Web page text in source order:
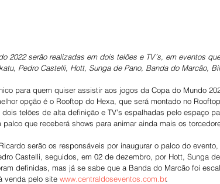
2022 serão realizadas em dois telões e TV´s, em eventos
Pedro Castelli, Hott, Sunga de Pano, Banda do Marcão,
para quem quiser assistir aos jogos da Copa do Mundo
opção é o Rooftop do Hexa, que será montado no
telões de alta definição e TV’s espalhadas pelo espaço
que receberá shows para animar ainda mais os
serão os responsáveis por inaugurar o palco do
Castelli, seguidos, em 02 de dezembro, por Hott, Sunga
definidas, mas já se sabe que a Banda do Marcão foi
venda pelo site www.centraldoseventos.com.br.